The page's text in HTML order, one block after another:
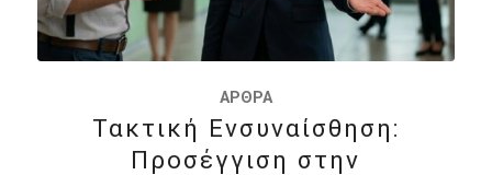
ΆΡΘΡΑ
Τακτική Ενσυναίσθηση:
Προσέγγιση στην